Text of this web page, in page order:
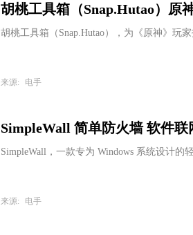
胡桃工具箱（Snap.Hutao）原
胡桃工具箱（Snap.Hutao），为《原神》玩
来源: 电手
SimpleWall 简单防火墙 软件联
SimpleWall，一款专为 Windows 系统设计的
来源: 电手